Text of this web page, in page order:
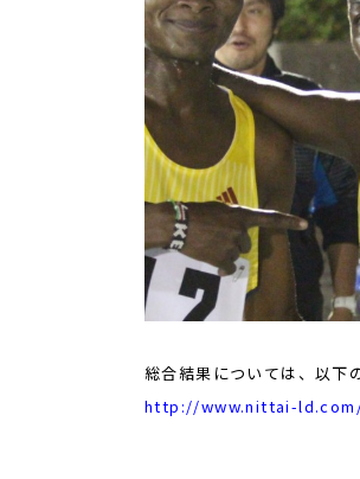
総合結果については、以下
http://www.nittai-